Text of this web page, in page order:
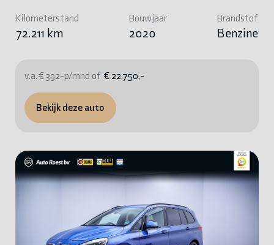
Kilometerstand
72.211 km
Bouwjaar
2020
Brandstof
Benzine
v.a. € 392-p/mnd of € 22.750,-
Bekijk deze auto